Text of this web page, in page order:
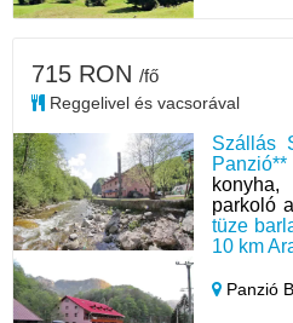
Szállás
parkoló
tüze
10 km
Panzió
715 RON /fő
Reggelivel és vacsorával